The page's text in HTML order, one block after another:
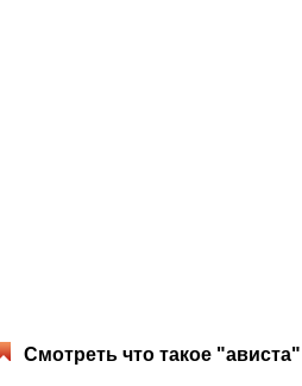
Смотреть что такое